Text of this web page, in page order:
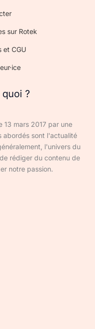
sur Rotek
et CGU
?
13 mars 2017 par une
abordés sont l'actualité
l'univers du
rédiger du contenu de
notre passion.